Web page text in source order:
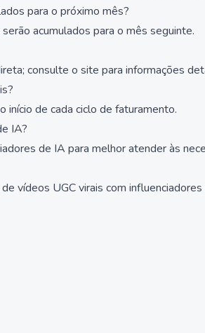
para o próximo mês?
acumulados para o mês seguinte.
consulte o site para informações
início de cada ciclo de faturamento.
IA?
de IA para melhor atender às
vídeos UGC virais com